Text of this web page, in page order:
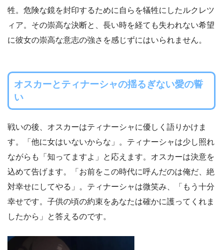
牲。危険な鏡を封印するために自らを犠牲にしたルクレツ
ィア。その崇高な決断と、長い時を経ても失われない希望
に彼女の崇高な意志の強さを感じずにはいられません。
オスカーとティナーシャの揺るぎない愛の誓
い
戦いの後、オスカーはティナーシャに優しく語りかけま
す。「他に女はいないからな」。ティナーシャは少し照れ
ながらも「知ってますよ」と応えます。オスカーは決意を
込めて告げます。「お前をこの時代に呼んだのは俺だ、絶
対幸せにしてやる」。ティナーシャは微笑み、「もう十分
幸せです。子供の頃の約束をあなたは確かに護ってくれま
したから」と答えるのです。